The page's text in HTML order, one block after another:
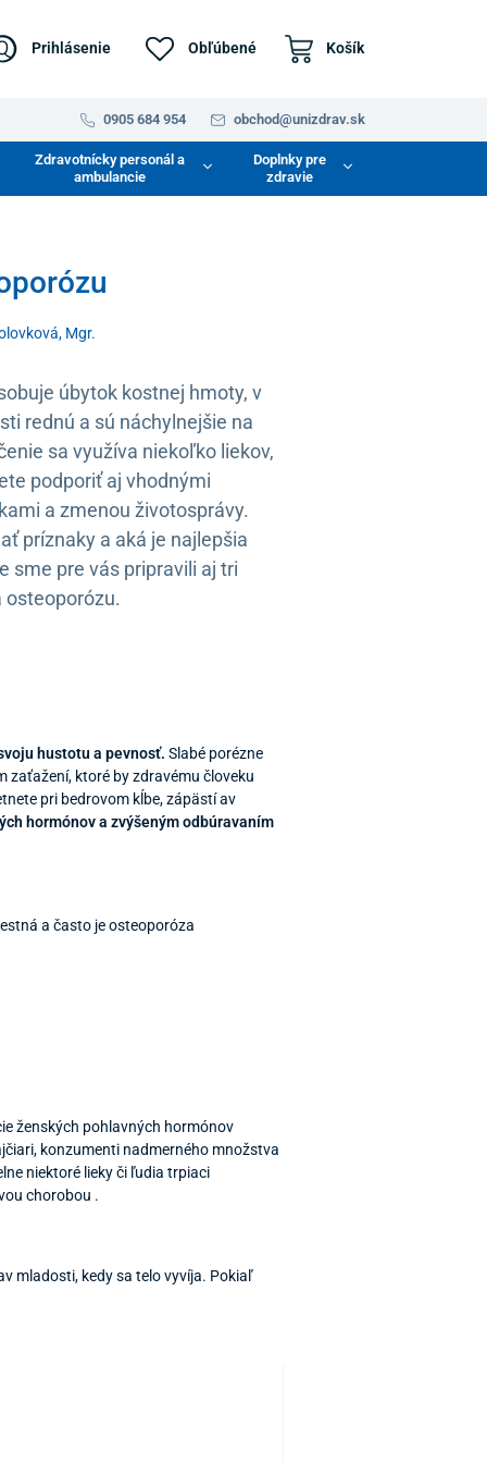
Prihlásenie Obľúbené Košík
0905 684 954 obchod@unizdrav.sk
Zdravotnícky personál a
ambulancie
Doplnky pre
zdravie
Mgr.
úbytok kostnej hmoty, v
rednú a sú náchylnejšie na
sa využíva niekoľko liekov,
podporiť aj vhodnými
a zmenou životosprávy.
príznaky a aká je najlepšia
sme pre vás pripravili aj tri
osteoporózu.
hustotu a pevnosť. Slabé porézne
zaťažení, ktoré by zdravému človeku
pri bedrovom kĺbe, zápästí av
hormónov a zvýšeným odbúravaním
a často je osteoporóza
ženských pohlavných hormónov
konzumenti nadmerného množstva
niektoré lieky či ľudia trpiaci
chorobou .
mladosti, kedy sa telo vyvíja. Pokiaľ